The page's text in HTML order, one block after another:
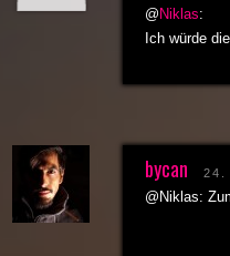
@ Niklas:
Ich würde
bycan 24.
@Niklas: